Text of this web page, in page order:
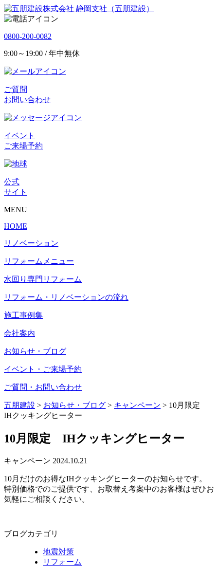
静岡支社（五朋建設）
0800-200-0082
9:00～19:00 / 年中無休
ご質問
お問い合わせ
イベント
ご来場予約
公式
サイト
MENU
HOME
リノベーション
リフォームメニュー
水回り専門リフォーム
リフォーム・リノベーションの流れ
施工事例集
会社案内
お知らせ・ブログ
イベント・ご来場予約
ご質問・お問い合わせ
五朋建設 > お知らせ・ブログ > キャンペーン > 10月限定
IHクッキングヒーター
10月限定 IHクッキングヒーター
キャンペーン 2024.10.21
10月だけのお得なIHクッキングヒーターのお知らせです。
特別価格でのご提供です、お取替え考案中のお客様はぜひお
気軽にご相談ください。
ブログカテゴリ
地震対策
リフォーム